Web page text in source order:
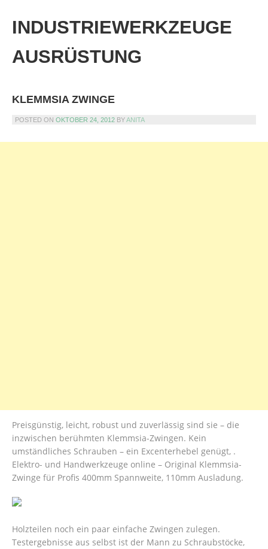
content
INDUSTRIEWERKZEUGE
AUSRÜSTUNG
KLEMMSIA ZWINGE
POSTED ON OKTOBER 24, 2012 BYANITA
Preisgünstig, leicht, robust und zuverlässig sind sie – die
inzwischen berühmten Klemmsia-Zwingen. Kein
umständliches Schrauben – ein Excenterhebel genügt, .
Elektro- und Handwerkzeuge online – Original Klemmsia-
Zwinge für Profis 400mm Spannweite, 110mm Ausladung.
Holzteilen noch ein paar einfache Zwingen zulegen.
Testergebnisse aus selbst ist der Mann zu Schraubstöcke,